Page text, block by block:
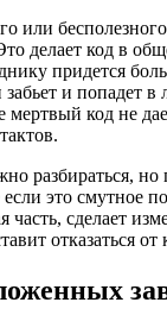
или
делает код в
придется
забьет и попадет
код не
разбираться,
это смутное
часть, сделает
отказаться от